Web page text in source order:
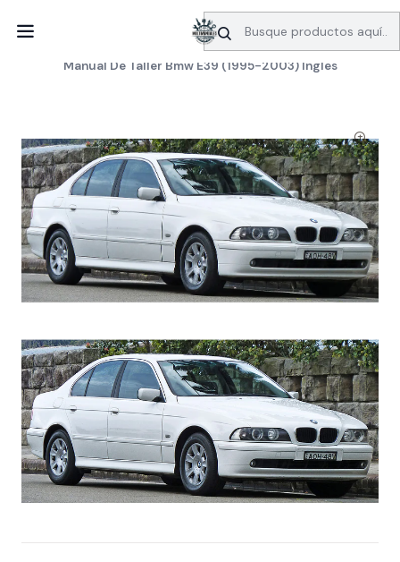
SERVICIO DE BÚSQUEDA DE INFORMACIÓN AUTOMOTRIZ
Manuales de taller BMW
Manual De Taller Bmw E39 (1995-2003) Ingles